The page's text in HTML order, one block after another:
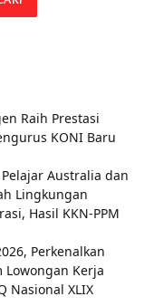
Raih Prestasi
KONI Baru
Australia dan
Lingkungan
Hasil KKN-PPM
Perkenalkan
Kerja
Nasional XLIX